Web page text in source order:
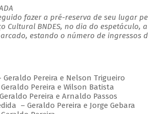
fazer a pré-reserva de seu lugar
Cultural BNDES, no dia do espetáculo,
estando o número de ingressos
Geraldo Pereira e Nelson Trigueiro
Pereira e Wilson Batista
Pereira e Arnaldo Passos
– Geraldo Pereira e Jorge Gebara